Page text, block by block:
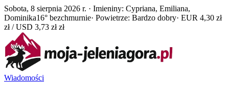
Sobota, 8 sierpnia 2026 r. · Imieniny: Cypriana, Emiliana,
Dominika16° bezchmurnie· Powietrze: Bardzo dobry· EUR 4,30 zł
zł / USD 3,73 zł zł
Wiadomości